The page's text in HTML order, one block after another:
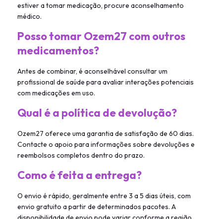
estiver a tomar medicação, procure aconselhamento
médico.
Posso tomar Ozem27 com outros
medicamentos?
Antes de combinar, é aconselhável consultar um
profissional de saúde para avaliar interações potenciais
com medicações em uso.
Qual é a política de devolução?
Ozem27 oferece uma garantia de satisfação de 60 dias.
Contacte o apoio para informações sobre devoluções e
reembolsos completos dentro do prazo.
Como é feita a entrega?
O envio é rápido, geralmente entre 3 a 5 dias úteis, com
envio gratuito a partir de determinados pacotes. A